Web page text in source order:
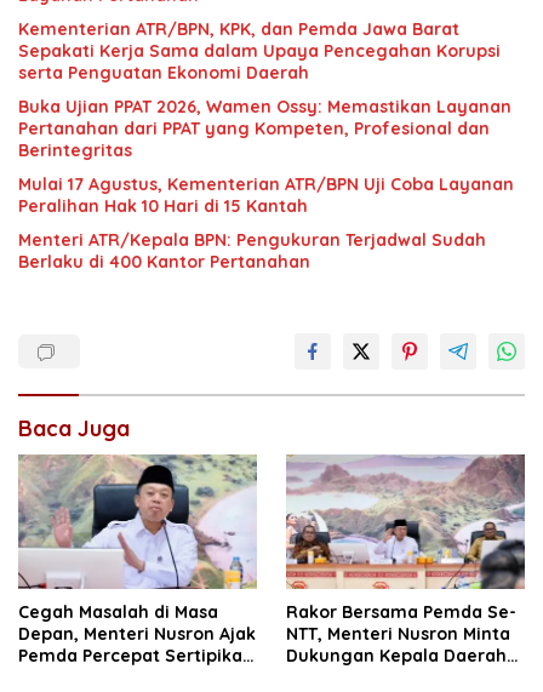
Kementerian ATR/BPN, KPK, dan Pemda Jawa Barat
Sepakati Kerja Sama dalam Upaya Pencegahan Korupsi
serta Penguatan Ekonomi Daerah
Buka Ujian PPAT 2026, Wamen Ossy: Memastikan Layanan
Pertanahan dari PPAT yang Kompeten, Profesional dan
Berintegritas
Mulai 17 Agustus, Kementerian ATR/BPN Uji Coba Layanan
Peralihan Hak 10 Hari di 15 Kantah
Menteri ATR/Kepala BPN: Pengukuran Terjadwal Sudah
Berlaku di 400 Kantor Pertanahan
Baca Juga
Cegah Masalah di Masa
Depan, Menteri Nusron Ajak
Pemda Percepat Sertipikasi
Rakor Bersama Pemda Se-
NTT, Menteri Nusron Minta
Dukungan Kepala Daerah